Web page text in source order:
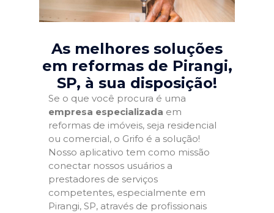
As melhores soluções
em reformas de Pirangi,
SP, à sua disposição!
Se o que você procura é uma
empresa especializada em
reformas de imóveis, seja residencial
ou comercial, o Grifo é a solução!
Nosso aplicativo tem como missão
conectar nossos usuários a
prestadores de serviços
competentes, especialmente em
Pirangi, SP, através de profissionais